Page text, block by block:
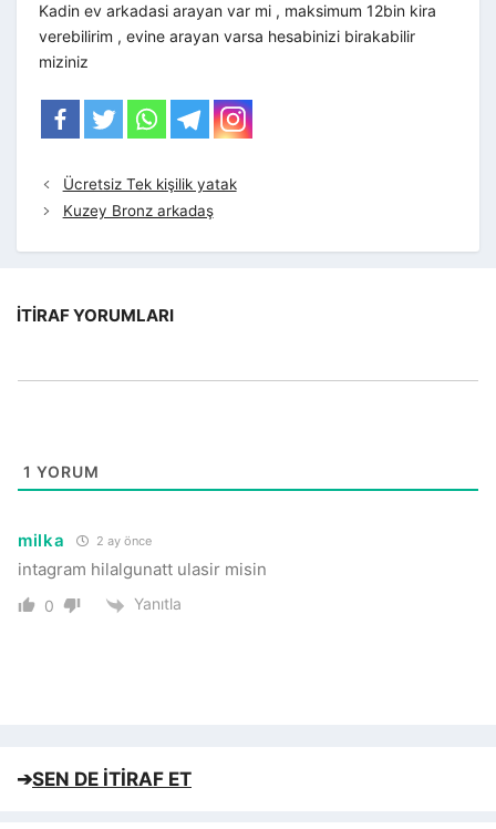
Kadin ev arkadasi arayan var mi , maksimum 12bin kira
verebilirim , evine arayan varsa hesabinizi birakabilir
miziniz
Ücretsiz Tek kişilik yatak
Kuzey Bronz arkadaş
İTIRAF YORUMLARI
1 YORUM
milka 2 ay önce
intagram hilalgunatt ulasir misin
0 Yanıtla
➔SEN DE İTİRAF ET